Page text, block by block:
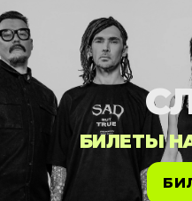
БИЛЕТЫ